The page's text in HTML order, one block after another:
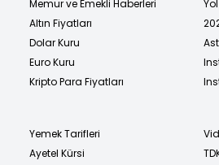
Memur ve Emekli Haberleri
Altın Fiyatları
Dolar Kuru
Euro Kuru
Kripto Para Fiyatları
Yemek Tarifleri
Ayetel Kürsi